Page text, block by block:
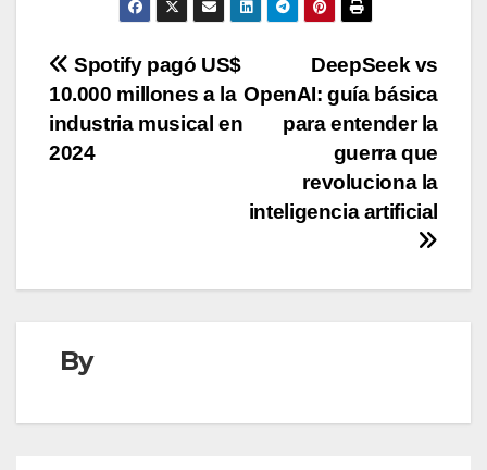
Navegación
de
entradas
DeepSeek vs
OpenAI: guía básica
para entender la
guerra que
revoluciona la
inteligencia artificial
Spotify pagó US$
10.000 millones a la
industria musical en
2024
By